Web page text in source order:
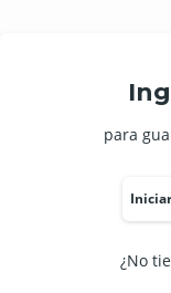
para
¿No